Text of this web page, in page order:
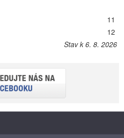
11
12
Stav k 6. 8. 2026